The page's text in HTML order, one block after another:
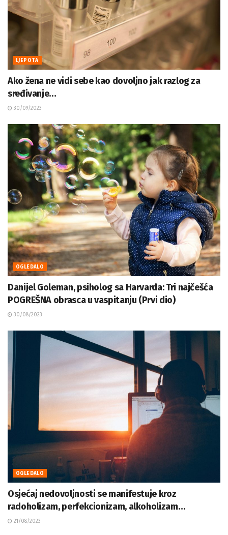
LJEPOTA
Ako žena ne vidi sebe kao dovoljno jak razlog za
sređivanje…
30/09/2023
OGLEDALO
Danijel Goleman, psiholog sa Harvarda: Tri najčešća
POGREŠNA obrasca u vaspitanju (Prvi dio)
30/08/2023
OGLEDALO
Osjećaj nedovoljnosti se manifestuje kroz
radoholizam, perfekcionizam, alkoholizam…
21/08/2023